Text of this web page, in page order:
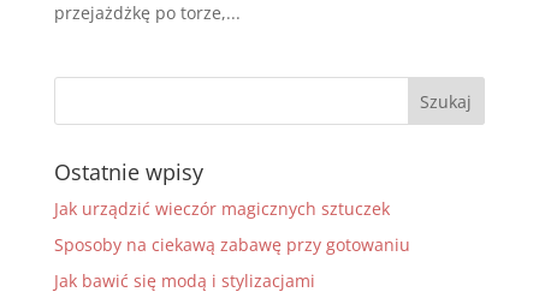
przejażdżkę po torze,...
Ostatnie wpisy
Jak urządzić wieczór magicznych sztuczek
Sposoby na ciekawą zabawę przy gotowaniu
Jak bawić się modą i stylizacjami